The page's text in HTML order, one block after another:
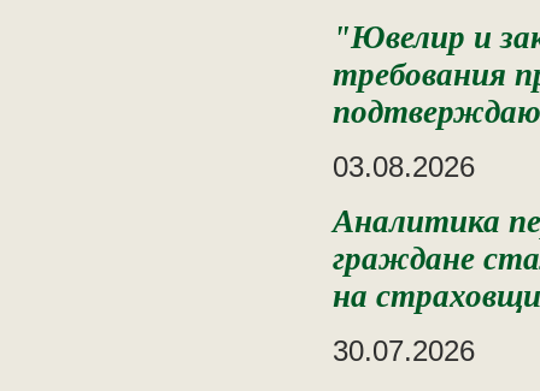
"Ювелир и
требования
03.08.2026
Аналитика
граждане
на
30.07.2026